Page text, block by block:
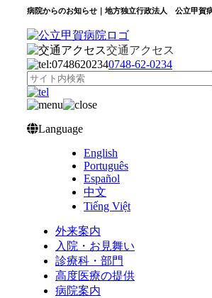
病院からのお知らせ｜地方独立行政法人 公立甲賀
交通アクセス
0748‐62‐0234
Language
English
Português
Español
中文
Tiếng Việt
外来案内
入院・お見舞い
診療科・部門
高度医療の提供
病院案内